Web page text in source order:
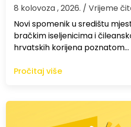
8 kolovoza , 2026. / Vrijeme
Novi spomenik u središtu
bračkim iseljenicima i
hrvatskih korijena poznatom…
Pročitaj više